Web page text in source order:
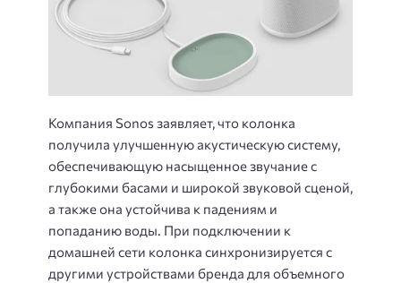
Компания Sonos заявляет, что колонка
получила улучшенную акустическую систему,
обеспечивающую насыщенное звучание с
глубокими басами и широкой звуковой сценой,
а также она устойчива к падениям и
попаданию воды. При подключении к
домашней сети колонка синхронизируется с
другими устройствами бренда для объемного